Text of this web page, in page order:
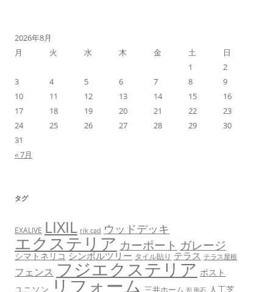
2026年8月
月
火 水 木 金 土
日
1
2
3
4 5 6 7 8
9
10
11 12 13 14 15
16
17
18 19 20 21 22
23
24
25 26 27 28 29
30
31
« 7月
タグ
EXALIVE LIXIL rik cad ウッドデッキ
エクステリア カーポート ガレージ
シマトネリコ シンボルツリー タイル貼り テラス テラス屋根
フェンス フジエクステリア ポスト
ユニソン リフォーム 三井ホーム 乱形石 人工芝